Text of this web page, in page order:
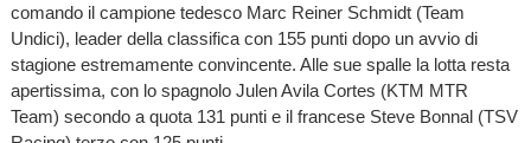
comando il campione tedesco Marc Reiner Schmidt (Team
Undici), leader della classifica con 155 punti dopo un avvio di
stagione estremamente convincente. Alle sue spalle la lotta resta
apertissima, con lo spagnolo Julen Avila Cortes (KTM MTR
Team) secondo a quota 131 punti e il francese Steve Bonnal (TSV